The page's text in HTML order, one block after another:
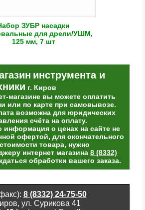
ЗУБР насадки
для дрели/УШМ,
125 мм, 7 шт
инструмента и
г. Киров
магазине вы можете оплатить
или по карте при самовывозе.
возможна для юридических
счёта на оплату.
информация о ценах на сайте не
офертой, для окончательного
товара, нужно
интернет магазина8 (8332)
обработки вашего заказа.
8 (8332) 24-75-50
ул. Сурикова 41